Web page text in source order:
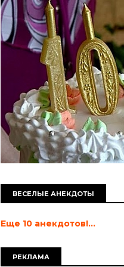
ВЕСЕЛЫЕ АНЕКДОТЫ
Еще 10 анекдотов!...
РЕКЛАМА